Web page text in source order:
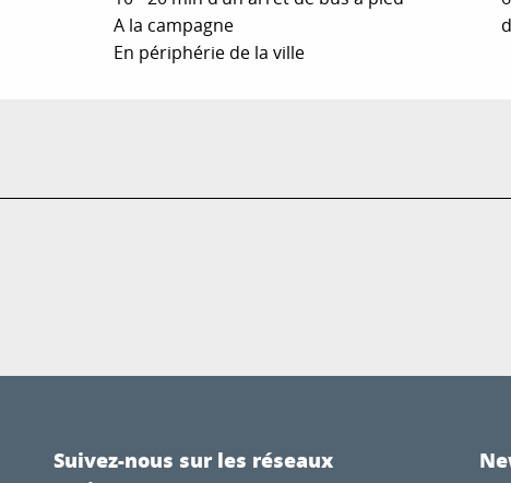
A la campagne
En périphérie de la ville
Suivez-nous sur les réseaux